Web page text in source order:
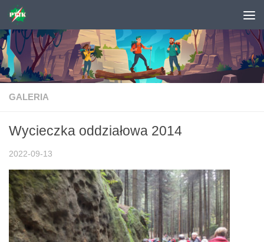
Skip to content
GALERIA
Wycieczka oddziałowa 2014
2022-09-13